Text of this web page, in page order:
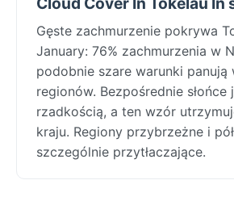
Gęste zachmurzenie pokrywa
January: 76% zachmurzenia w
podobnie szare warunki panują
regionów. Bezpośrednie słońce
rzadkością, a ten wzór
kraju. Regiony przybrzeżne i
szczególnie przytłaczające.